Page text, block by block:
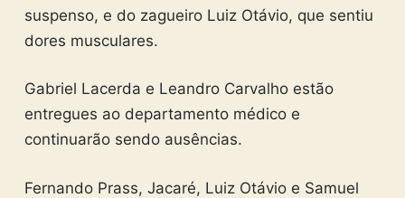
suspenso, e do zagueiro Luiz Otávio, que sentiu
dores musculares.
Gabriel Lacerda e Leandro Carvalho estão
entregues ao departamento médico e
continuarão sendo ausências.
Fernando Prass, Jacaré, Luiz Otávio e Samuel